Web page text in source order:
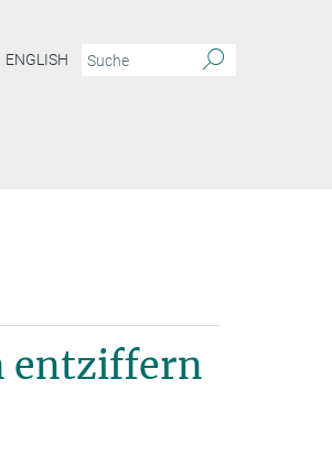
ENGLISH
entziffern